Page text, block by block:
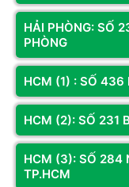
vậy vào các CPU
được thêm trực tiếp
tiếp theo dự kiến sẽ
dự kiến sẽ được ra
THAM KHẢO
COMPUTER:
HẢI PHÒNG: SỐ
PHÒNG
HCM (1) : SỐ 436
HCM (2): SỐ 231
HCM (3): SỐ 284
TP.HCM